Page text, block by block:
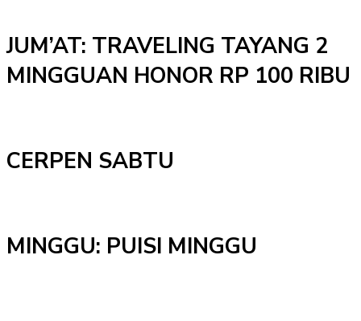
JUM’AT: TRAVELING TAYANG 2
MINGGUAN HONOR RP 100 RIBU
CERPEN SABTU
MINGGU: PUISI MINGGU